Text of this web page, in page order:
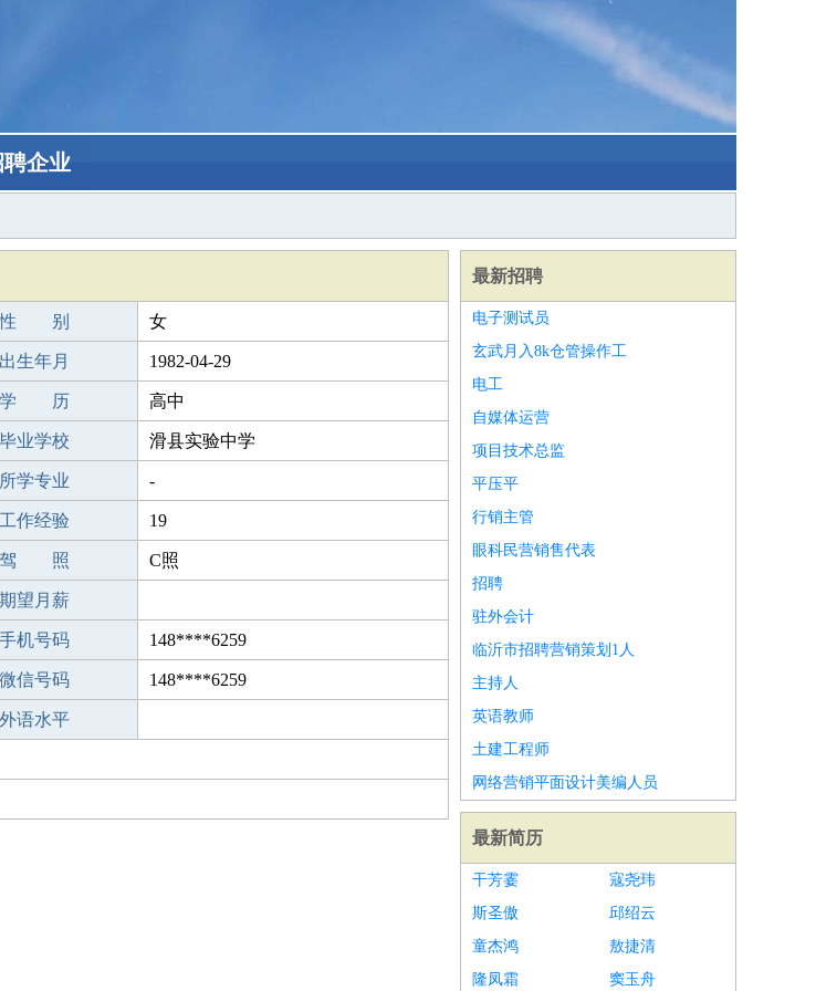
聘企业
别 女
出生年月 1982-04-29
学 历 高中
毕业学校 滑县实验中学
所学专业 -
工作经验 19
驾 照 C照
期望月薪
手机号码 148****6259
微信号码 148****6259
外语水平
最新招聘
电子测试员
玄武月入8k仓管操作工
电工
自媒体运营
项目技术总监
平压平
行销主管
眼科民营销售代表
招聘
驻外会计
临沂市招聘营销策划1人
主持人
英语教师
土建工程师
网络营销平面设计美编人员
最新简历
干芳霎
寇尧玮
斯圣傲
邱绍云
童杰鸿
敖捷清
隆凤霜
窦玉舟